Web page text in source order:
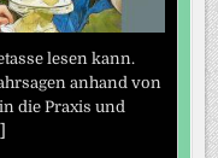
lesen kann.
anhand von
die Praxis und